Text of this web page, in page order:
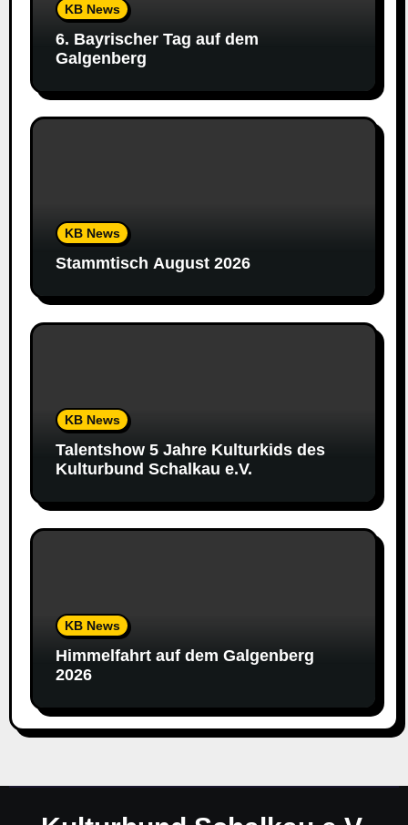
KB News
6. Bayrischer Tag auf dem
Galgenberg
KB News
Stammtisch August 2026
KB News
Talentshow 5 Jahre Kulturkids des
Kulturbund Schalkau e.V.
KB News
Himmelfahrt auf dem Galgenberg
2026